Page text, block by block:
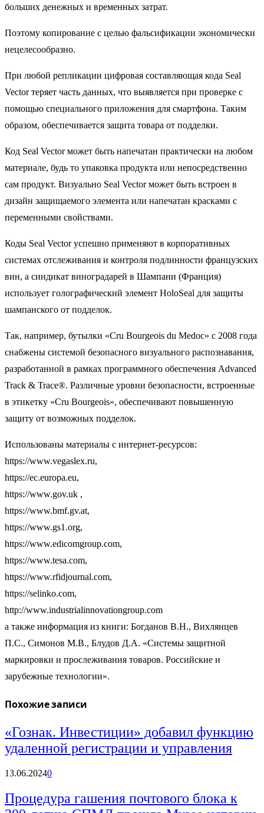
больших денежных и временных затрат.
Поэтому копирование с целью фальсификации экономически
нецелесообразно.
При любой репликации цифровая составляющая кода Seal
Vector теряет часть данных, что выявляется при проверке с
помощью специального приложения для смартфона. Таким
образом, обеспечивается защита товара от подделки.
Код Seal Vector может быть напечатан практически на любом
материале, будь то упаковка продукта или непосредственно
сам продукт. Визуально Seal Vector может быть встроен в
дизайн защищаемого элемента или напечатан красками с
переменными свойствами.
Коды Seal Vector успешно применяют в корпоративных
системах отслеживания и контроля подлинности французских
вин, а синдикат виноградарей в Шампани (Франция)
использует голографический элемент HoloSeal для защиты
шампанского от подделок.
Так, например, бутылки «Cru Bourgeois du Medoc» с 2008 года
снабжены системой безопасного визуального распознавания,
разработанной в рамках программного обеспечения Advanced
Track & Trace®. Различные уровни безопасности, встроенные
в этикетку «Cru Bourgeois», обеспечивают повышенную
защиту от возможных подделок.
Использованы материалы с интернет-ресурсов:
https://www.vegaslex.ru,
https://ec.europa.eu,
https://www.gov.uk ,
https://www.bmf.gv.at,
https://www.gs1.org,
https://www.edicomgroup.com,
https://www.tesa.com,
https://www.rfidjournal.com,
https://selinko.com,
http://www.industrialinnovationgroup.com
а также информация из книги: Богданов В.Н., Вихлянцев
П.С., Симонов М.В., Блудов Д.А. «Системы защитной
маркировки и прослеживания товаров. Российские и
зарубежные технологии».
Похожие записи
«Гознак. Инвестиции» добавил функцию
удаленной регистрации и управления
13.06.20240
Процедура гашения почтового блока к